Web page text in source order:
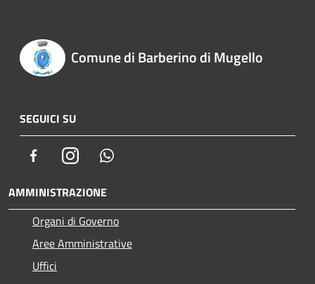
Comune di Barberino di Mugello
SEGUICI SU
FacebookInstagram
AMMINISTRAZIONE
Organi di Governo
Aree Amministrative
Uffici